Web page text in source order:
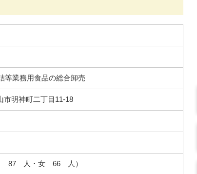
等業務用食品の総合卸売
市明神町二丁目11-18
87 人・女 66 人）